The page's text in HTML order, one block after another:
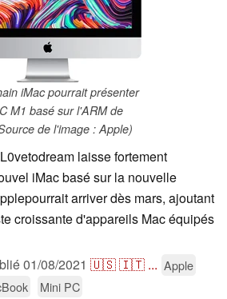
iMac pourrait présenter
M1 basé sur l'ARM de
de l'image : Apple)
laisse fortement
iMac basé sur la nouvelle
arriver dès mars, ajoutant
croissante d'appareils Mac équipés
01/08/2021 🇺🇸🇮🇹 ... Apple
Mini PC